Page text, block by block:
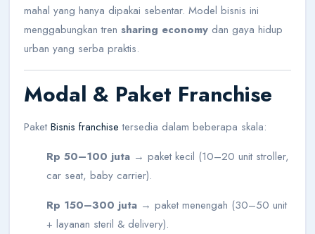
mahal yang hanya dipakai sebentar. Model bisnis ini
menggabungkan tren sharing economy dan gaya hidup
urban yang serba praktis.
Modal & Paket Franchise
Paket Bisnis franchise tersedia dalam beberapa skala:
Rp 50–100 juta → paket kecil (10–20 unit stroller,
car seat, baby carrier).
Rp 150–300 juta → paket menengah (30–50 unit
+ layanan steril & delivery).